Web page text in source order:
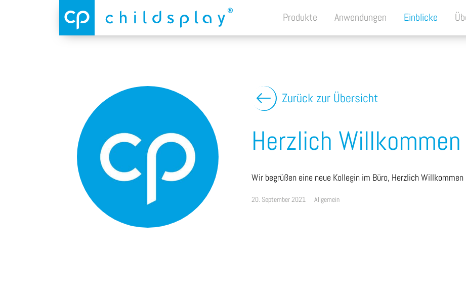
Produkte Anwendungen Einblicke
Zurück zur Übersicht
Herzlich
Wir begrüßen eine neue Kollegin im Büro, Herzlich Willkommen
20. September 2021 Allgemein